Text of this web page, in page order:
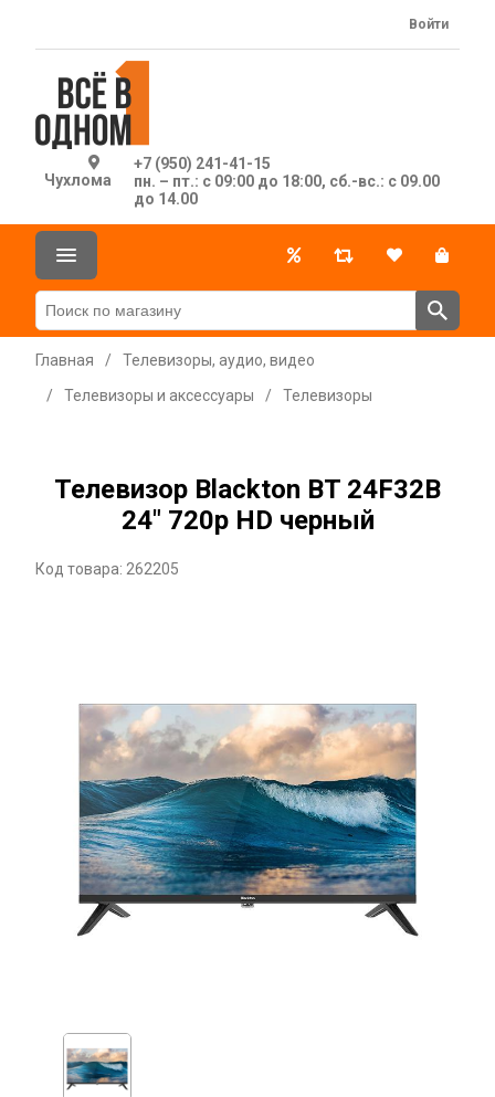
Чухлома
+7 (950) 241-41-15
пн. – пт.: с 09:00 до 18:00, сб.-вс.: с 09.00
до 14.00
Войти
Главная /
Телевизоры, аудио, видео
/
Телевизоры и аксессуары / Телевизоры
Телевизор Blackton BT 24F32B
24" 720p HD черный
Код товара: 262205